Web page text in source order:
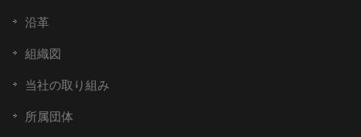
沿革
組織図
当社の取り組み
所属団体